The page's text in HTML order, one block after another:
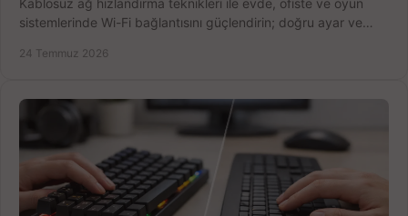
sistemlerinde Wi-Fi bağlantısını güçlendirin; doğru ayar ve
24 Temmuz 2026